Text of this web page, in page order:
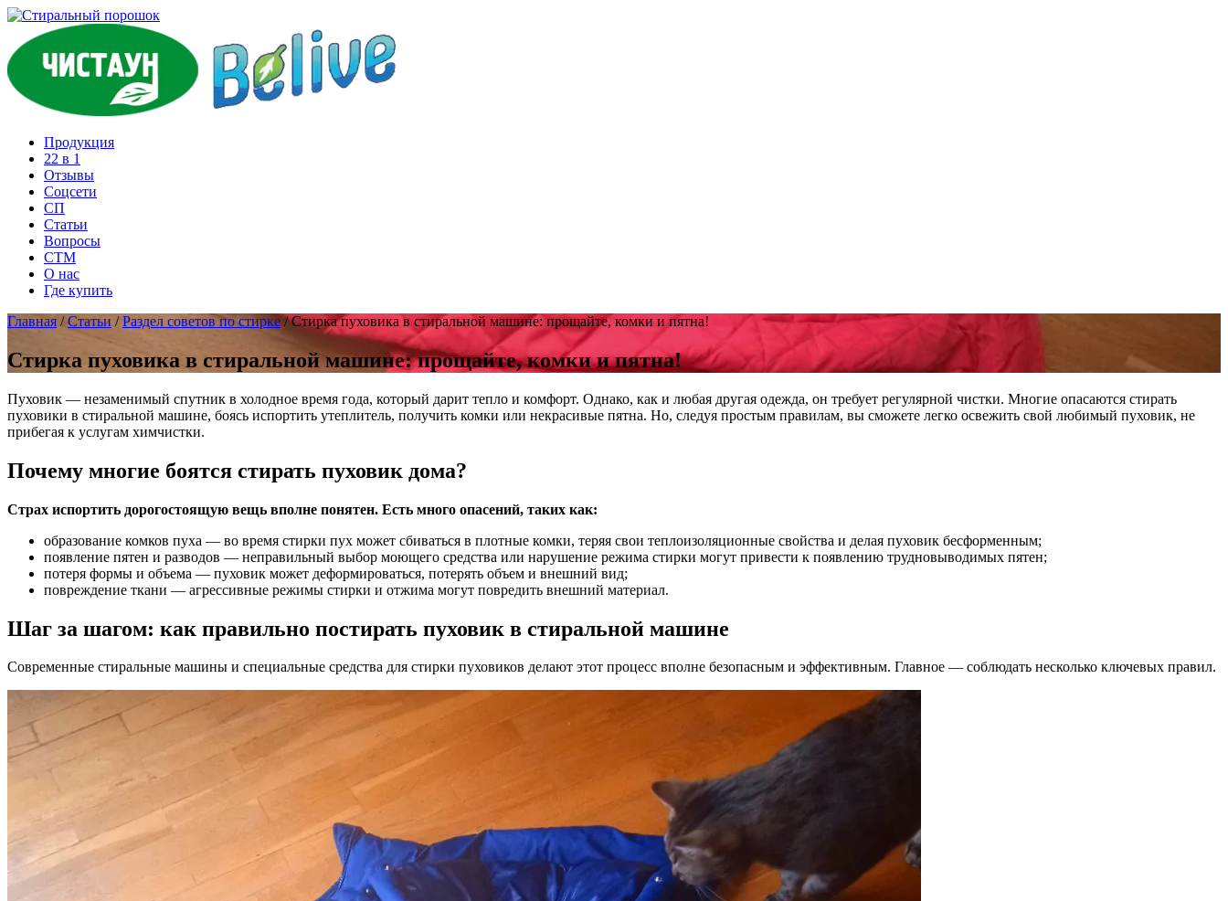
Продукция
22 в 1
Отзывы
Соцcети
СП
Статьи
Вопросы
СТМ
О нас
Где купить
Главная /Статьи /Раздел советов по стирке/Стирка пуховика в стиральной машине: прощайте, комки и пятна!
Стирка пуховика в стиральной машине: прощайте, комки и пятна!
Пуховик — незаменимый спутник в холодное время года, который дарит тепло и комфорт. Однако, как и любая другая одежда, он требует регулярной чистки. Многие опасаются стирать
пуховики в стиральной машине, боясь испортить утеплитель, получить комки или некрасивые пятна. Но, следуя простым правилам, вы сможете легко освежить свой любимый пуховик, не
прибегая к услугам химчистки.
Почему многие боятся стирать пуховик дома?
Страх испортить дорогостоящую вещь вполне понятен. Есть много опасений, таких как:
образование комков пуха — во время стирки пух может сбиваться в плотные комки, теряя свои теплоизоляционные свойства и делая пуховик бесформенным;
появление пятен и разводов — неправильный выбор моющего средства или нарушение режима стирки могут привести к появлению трудновыводимых пятен;
потеря формы и объема — пуховик может деформироваться, потерять объем и внешний вид;
повреждение ткани — агрессивные режимы стирки и отжима могут повредить внешний материал.
Шаг за шагом: как правильно постирать пуховик в стиральной машине
Современные стиральные машины и специальные средства для стирки пуховиков делают этот процесс вполне безопасным и эффективным. Главное — соблюдать несколько ключевых правил.